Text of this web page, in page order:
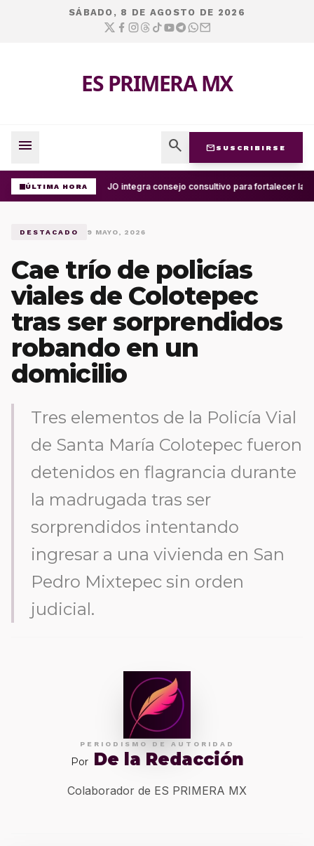
SÁBADO, 8 DE AGOSTO DE 2026
ES PRIMERA MX
menu search mail SUSCRIBIRSE
ÚLTIMA HORA UABJO integra consejo consultivo para fortalecer la
DESTACADO 9 MAYO, 2026
Cae trío de policías
viales de Colotepec
tras ser sorprendidos
robando en un
domicilio
Tres elementos de la Policía Vial
de Santa María Colotepec fueron
detenidos en flagrancia durante
la madrugada tras ser
sorprendidos intentando
ingresar a una vivienda en San
Pedro Mixtepec sin orden
judicial.
PERIODISMO DE AUTORIDAD
Por De la Redacción
Colaborador de ES PRIMERA MX